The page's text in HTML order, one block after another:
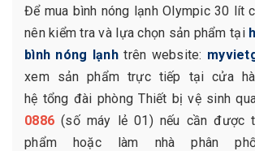
Để mua bình nóng lạnh Olympic 30 lít
nên kiểm tra và lựa chọn sản phẩm tại
bình nóng lạnhtrên website:
xem sản phẩm trực tiếp tại cửa
hệ tổng đài phòng Thiết bị vệ sinh
0886 (số máy lẻ 01) nếu cần được
phẩm hoặc làm nhà phân